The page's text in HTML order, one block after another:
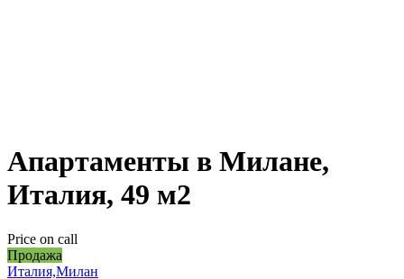
Апартаменты в Милане,
Италия, 49 м2
Price on call
Продажа
Италия,Милан